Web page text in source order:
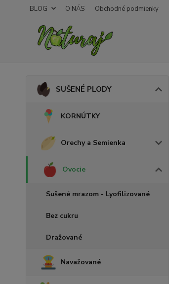
BLOG O NÁS Obchodné podmienky
SUŠENÉ PLODY
KORNÚTKY
Orechy a Semienka
Ovocie
Sušené mrazom - Lyofilizované
Bez cukru
Dražované
Navažované